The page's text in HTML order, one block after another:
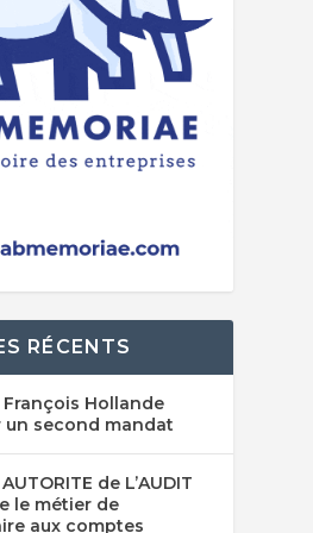
RÉCENTS
François Hollande
un second mandat
de L’AUDIT
le métier de
aux comptes